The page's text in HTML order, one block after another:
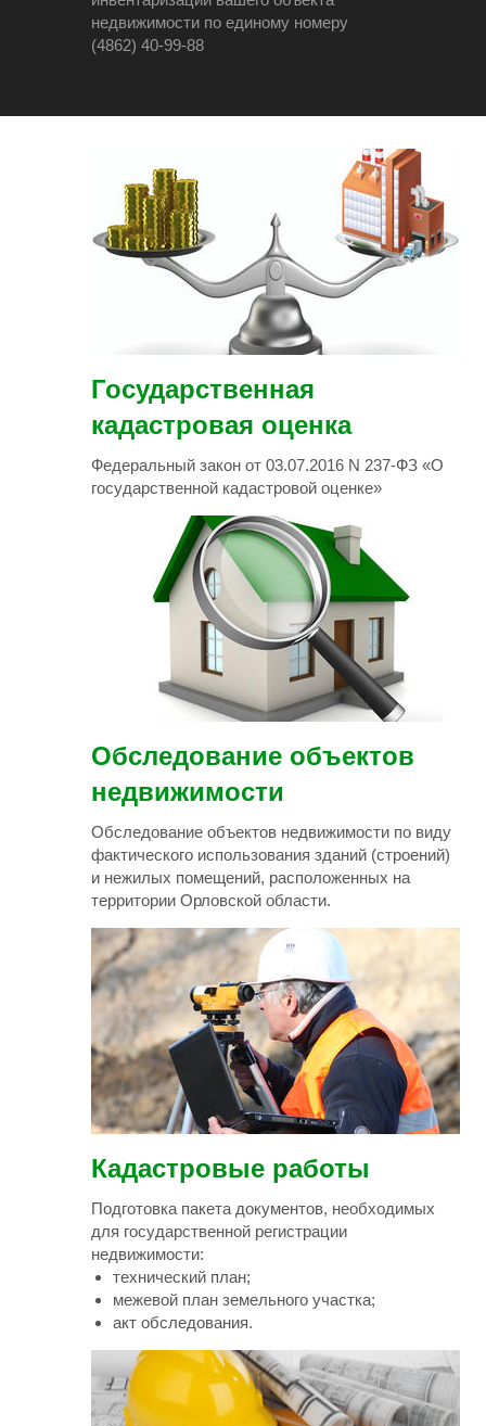
Государственная
кадастровая оценка
Федеральный закон от 03.07.2016 N 237-ФЗ «О
государственной кадастровой оценке»
Обследование объектов
недвижимости
Обследование объектов недвижимости по виду
фактического использования зданий (строений)
и нежилых помещений, расположенных на
территории Орловской области.
Кадастровые работы
Подготовка пакета документов, необходимых
для государственной регистрации
недвижимости:
технический план;
межевой план земельного участка;
акт обследования.